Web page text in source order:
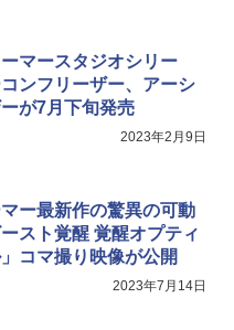
ーマースタジオシリー
ンフリーザー、アーシ
が7月下旬発売
2023年2月9日
マー最新作の驚異の可動
スト覚醒 覚醒オプティ
コマ撮り映像が公開
2023年7月14日